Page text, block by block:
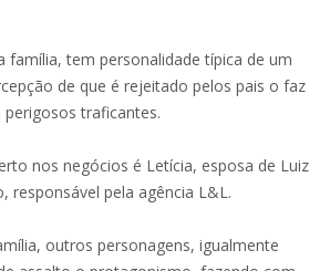
família, tem personalidade típica de um
de que é rejeitado pelos pais o faz
traficantes.
nos negócios é Letícia, esposa de Luiz
responsável pela agência L&L.
outros personagens, igualmente